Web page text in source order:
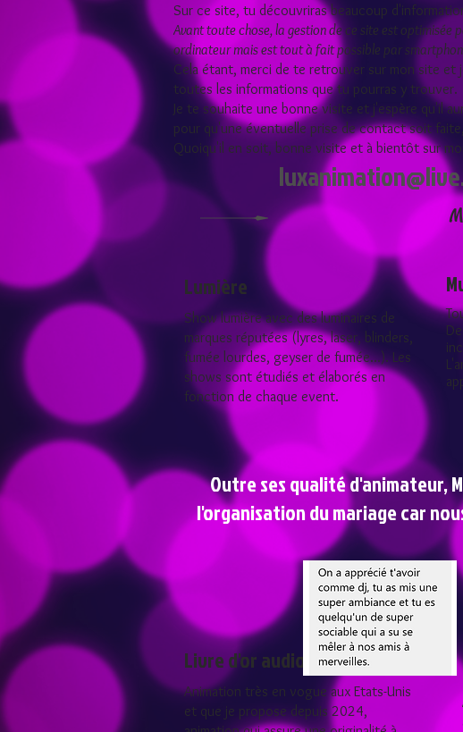
Sur ce site, tu découvriras beaucoup
Avant toute chose, la gestion de ce site est optimisée
ordinateur mais est tout à fait possible par
Cela étant, merci de te retrouver sur mon site et
toutes les informations que tu pourras y trouver.
Je te souhaite une bonne visite et j'espère qu'il
pour qu'une éventuelle prise de contact soit faite,
Quoiqu'il en soit, bonne visite et à bientôt sur
Lumière
Show lumière avec des luminaires de
marques réputées (lyres, laser, blinders,
fumée lourdes, geyser de fumée...). Les
shows sont étudiés et élaborés en
fonction de chaque event.
Livre d'or audio
Animation très en vogue aux Etats-Unis
et que je propose depuis 2024,
Outre ses qualité d'animateur,
l'organisation du mariage car